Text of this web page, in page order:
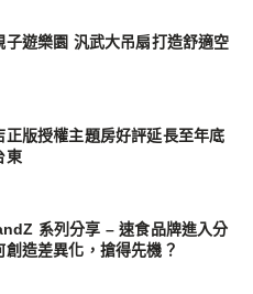
子遊樂園 汎武大吊扇打造舒適空
正版授權主題房好評延長至年底
東
系列分享 – 速食品牌進入分
造差異化，搶得先機？